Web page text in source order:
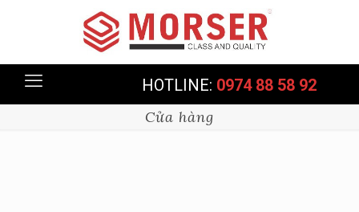
HOTLINE: 0974 88 58 92
Cửa hàng